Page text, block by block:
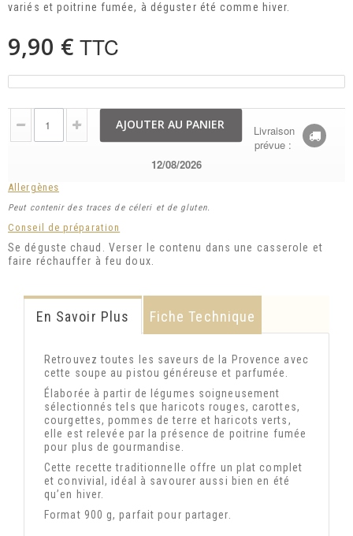
variés et poitrine fumée, à déguster été comme hiver.
9,90 € TTC
AJOUTER AU PANIER
Livraison
prévue :
12/08/2026
Allergènes
Peut contenir des traces de céleri et de gluten.
Conseil de préparation
Se déguste chaud. Verser le contenu dans une casserole et
faire réchauffer à feu doux.
En Savoir Plus Fiche Technique
Retrouvez toutes les saveurs de la Provence avec
cette soupe au pistou généreuse et parfumée.
Élaborée à partir de légumes soigneusement
sélectionnés tels que haricots rouges, carottes,
courgettes, pommes de terre et haricots verts,
elle est relevée par la présence de poitrine fumée
pour plus de gourmandise.
Cette recette traditionnelle offre un plat complet
et convivial, idéal à savourer aussi bien en été
qu’en hiver.
Format 900 g, parfait pour partager.